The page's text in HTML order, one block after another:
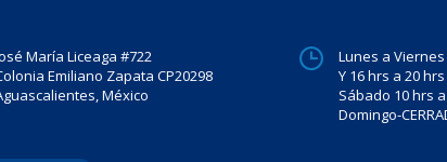
María Liceaga #722
Emiliano Zapata CP20298
México
Lunes a
Y 16 hrs a 20 hrs
Sábado 10 hrs
Domingo-